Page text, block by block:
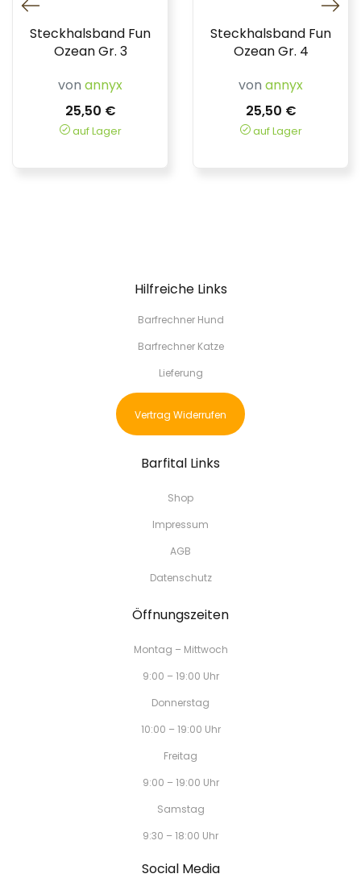
Steckhalsband Fun
Ozean Gr. 3
von annyx
25,50 €
auf Lager
Steckhalsband Fun
Ozean Gr. 4
von annyx
25,50 €
auf Lager
Hilfreiche Links
Barfrechner Hund
Barfrechner Katze
Lieferung
Vertrag Widerrufen
Barfital Links
Shop
Impressum
AGB
Datenschutz
Öffnungszeiten
Montag – Mittwoch
9:00 – 19:00 Uhr
Donnerstag
10:00 – 19:00 Uhr
Freitag
9:00 – 19:00 Uhr
Samstag
9:30 – 18:00 Uhr
Social Media